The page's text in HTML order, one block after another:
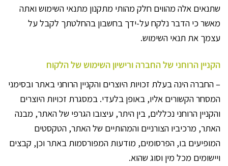
שתנאים אלה מהווים חלק מהותי מתקנון מתנאי השימוש ואתה
מאשר כי הדבר נלקח על-ידך בחשבון בהחלטתך לקבל על
עצמך את תנאי השימוש.
הקניין הרוחני של החברה ורישיון השימוש של הלקוח
– החברה הינה בעלת זכויות היוצרים והקניין הרוחני באתר ובסימני
המסחר הקשורים אליו, באופן בלעדי. במסגרת זכויות היוצרים
והקניין הרוחני נכללים, בין היתר, עיצובו הגרפי של האתר, מבנה
האתר, מרכיביו הצורניים והמהותיים של האתר, הטקסטים
המופיעים בו, הפרסומים, מודעות המפורסמות באתר וכן, קבצים
ויישומים מכל מין וסוג שהוא.